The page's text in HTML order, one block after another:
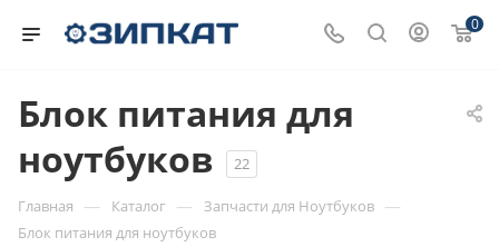
0
Блок питания для
ноутбуков
22
Главная — Каталог — Запчасти для Ноутбуков —
Блок питания для ноутбуков